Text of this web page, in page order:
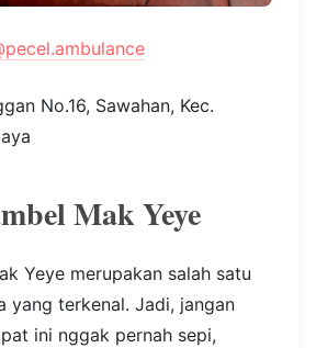
No.16, Sawahan, Kec.
Mak Yeye
Yeye merupakan salah satu
yang terkenal. Jadi, jangan
ini nggak pernah sepi,